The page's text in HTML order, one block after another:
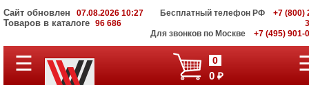
Сайт обновлен 07.08.2026 10:27
Товаров в каталоге 96 686
Бесплатный телефон РФ
+7 (800)
Для звонков по Москве
+7 (495) 901-
ПОЛНЫЙ
КАТАЛОГ
☰ 0
0 ₽